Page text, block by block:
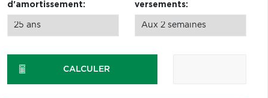
d'amortissement:
versements:
CALCULER